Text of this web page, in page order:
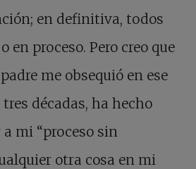
en definitiva, todos
en proceso. Pero creo que
me obsequió en ese
décadas, ha hecho
mi “proceso sin
otra cosa en mi